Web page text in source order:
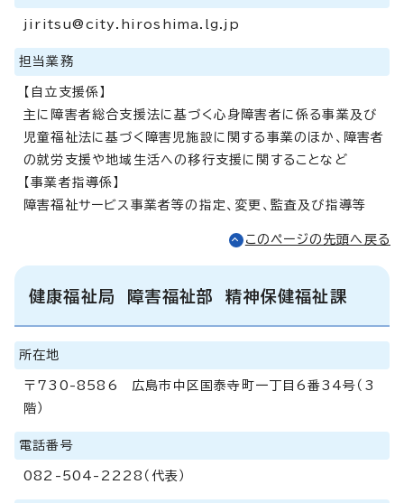
jiritsu@city.hiroshima.lg.jp
担当業務
【自立支援係】
主に障害者総合支援法に基づく心身障害者に係る事業及び
児童福祉法に基づく障害児施設に関する事業のほか、障害者
の就労支援や地域生活への移行支援に関することなど
【事業者指導係】
障害福祉サービス事業者等の指定、変更、監査及び指導等
このページの先頭へ戻る
健康福祉局 障害福祉部 精神保健福祉課
所在地
〒730-8586 広島市中区国泰寺町一丁目6番34号（3
階）
電話番号
082-504-2228（代表）